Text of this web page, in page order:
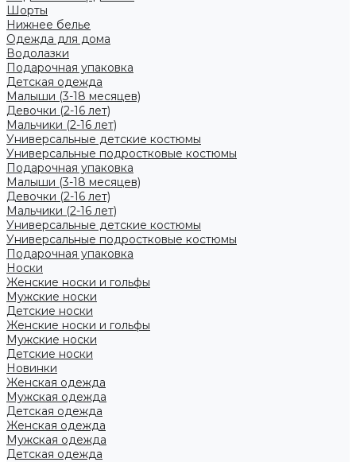
Шорты
Нижнее белье
Одежда для дома
Водолазки
Подарочная упаковка
Детская одежда
Малыши (3-18 месяцев)
Девочки (2-16 лет)
Мальчики (2-16 лет)
Универсальные детские костюмы
Универсальные подростковые костюмы
Подарочная упаковка
Малыши (3-18 месяцев)
Девочки (2-16 лет)
Мальчики (2-16 лет)
Универсальные детские костюмы
Универсальные подростковые костюмы
Подарочная упаковка
Носки
Женские носки и гольфы
Мужские носки
Детские носки
Женские носки и гольфы
Мужские носки
Детские носки
Новинки
Женская одежда
Мужская одежда
Детская одежда
Женская одежда
Мужская одежда
Детская одежда